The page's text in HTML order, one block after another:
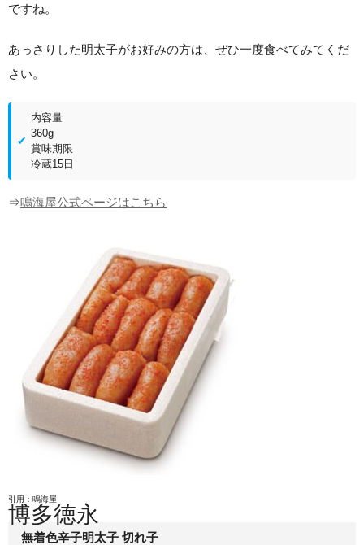
ですね。
あっさりした明太子がお好みの方は、ぜひ一度食べてみてくだ
さい。
内容量
360g
賞味期限
冷蔵15日
⇒鳴海屋公式ページはこちら
引用：鳴海屋
博多徳永
無着色辛子明太子 切れ子